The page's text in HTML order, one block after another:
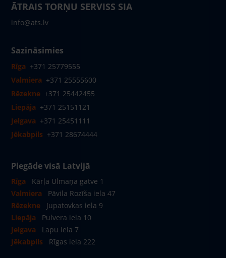
ĀTRAIS TORŅU SERVISS SIA
info@ats.lv
Sazināsimies
Rīga +371 25779555
Valmiera +371 25555600
Rēzekne +371 25442455
Liepāja +371 25151121
Jelgava +371 25451111
Jēkabpils +371 28674444
Piegāde visā Latvijā
Rīga
Kārļa Ulmaņa gatve 1
Valmiera
Pāvila Rozīša iela 47
Rēzekne
Jupatovkas iela 9
Liepāja
Pulvera iela 10
Jelgava
Lapu iela 7
Jēkabpils
Rīgas iela 222